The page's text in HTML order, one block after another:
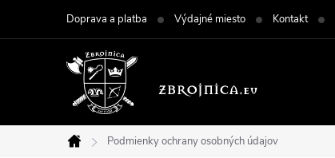
Doprava a platba Výdajné miesto Kontakt
Domov
Podmienky ochrany osobných údajov